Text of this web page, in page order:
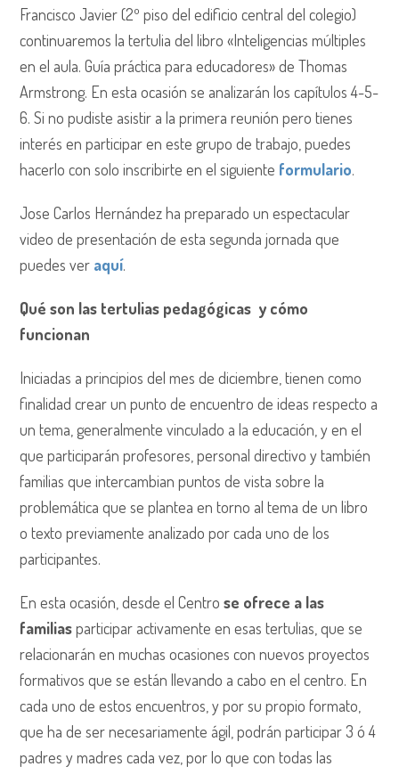
Francisco Javier (2º piso del edificio central del colegio)
continuaremos la tertulia del libro «Inteligencias múltiples
en el aula. Guía práctica para educadores» de Thomas
Armstrong. En esta ocasión se analizarán los capítulos 4-5-
6. Si no pudiste asistir a la primera reunión pero tienes
interés en participar en este grupo de trabajo, puedes
hacerlo con solo inscribirte en el siguiente formulario.
Jose Carlos Hernández ha preparado un espectacular
video de presentación de esta segunda jornada que
puedes ver aquí.
Qué son las tertulias pedagógicas y cómo
funcionan
Iniciadas a principios del mes de diciembre, tienen como
finalidad crear un punto de encuentro de ideas respecto a
un tema, generalmente vinculado a la educación, y en el
que participarán profesores, personal directivo y también
familias que intercambian puntos de vista sobre la
problemática que se plantea en torno al tema de un libro
o texto previamente analizado por cada uno de los
participantes.
En esta ocasión, desde el Centrose ofrece a las
familiasparticipar activamente en esas tertulias, que se
relacionarán en muchas ocasiones con nuevos proyectos
formativos que se están llevando a cabo en el centro. En
cada uno de estos encuentros, y por su propio formato,
que ha de ser necesariamente ágil, podrán participar 3 ó 4
padres y madres cada vez, por lo que con todas las